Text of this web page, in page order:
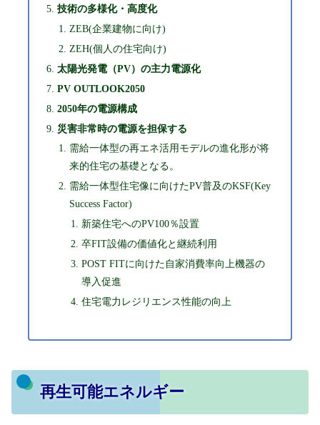
技術の多様化・高度化
ZEB(企業建物に向け)
ZEH(個人の住宅向け)
太陽光発電（PV）の主⼒電源化
PV OUTLOOK2050
2050年の電源構成
災害非常時の電源を担保する
需給⼀体型の再エネ活⽤モデルの進化形が将
来的住宅の基礎となる。
需給⼀体型住宅像に向けたPV普及のKSF(Key
Success Factor)
新築住宅へのPV100％設置
卒FIT設備の価値化と継続利⽤
POST FITに向けた⾃家消費率向上機器の
導⼊促進
住宅電⼒レジリエンス性能の向上
再生可能エネルギー